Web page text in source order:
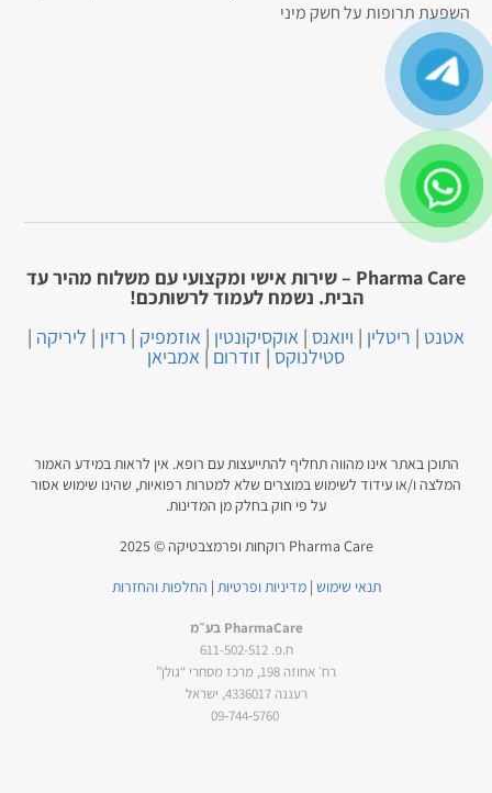
השפעת תרופות על חשק מיני
Pharma Care – שירות אישי ומקצועי עם משלוח מהיר עד
הבית. נשמח לעמוד לרשותכם!
אטנט | ריטלין | ויואנס | אוקסיקונטין | אוזמפיק | רזין | ליריקה |
סטילנוקס| זודרום | אמביאן
התוכן באתר אינו מהווה תחליף להתייעצות עם רופא. אין לראות במידע האמור
המלצה ו/או עידוד לשימוש במוצרים שלא למטרות רפואיות, שהינו שימוש אסור
על פי חוק בחלק מן המדינות.
Pharma Care רוקחות ופרמצבטיקה © 2025
תנאי שימוש |מדיניות ופרטיות | החלפות והחזרות
PharmaCare בע״מ
ח.פ. 611-502-512
רח׳ אחוזה 198, מרכז מסחרי “גולן”
רעננה 4336017, ישראל
‎09‑744‑5760‎